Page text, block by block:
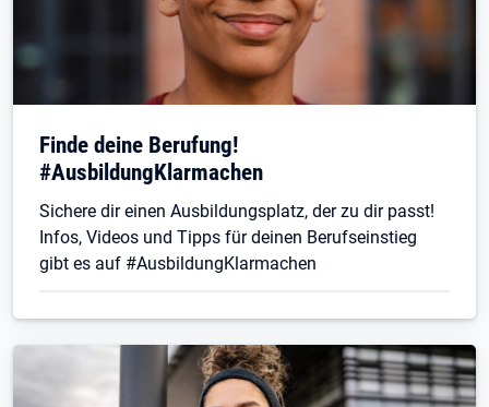
Finde deine Berufung!
#AusbildungKlarmachen
Sichere dir einen Ausbildungsplatz, der zu dir passt!
Infos, Videos und Tipps für deinen Berufseinstieg
gibt es auf #AusbildungKlarmachen